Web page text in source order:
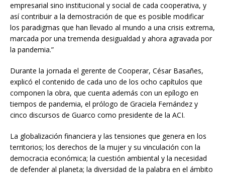
empresarial sino institucional y social de cada cooperativa, y
así contribuir a la demostración de que es posible modificar
los paradigmas que han llevado al mundo a una crisis extrema,
marcada por una tremenda desigualdad y ahora agravada por
la pandemia.”
Durante la jornada el gerente de Cooperar, César Basañes,
explicó el contenido de cada uno de los ocho capítulos que
componen la obra, que cuenta además con un epílogo en
tiempos de pandemia, el prólogo de Graciela Fernández y
cinco discursos de Guarco como presidente de la ACI.
La globalización financiera y las tensiones que genera en los
territorios; los derechos de la mujer y su vinculación con la
democracia económica; la cuestión ambiental y la necesidad
de defender al planeta; la diversidad de la palabra en el ámbito